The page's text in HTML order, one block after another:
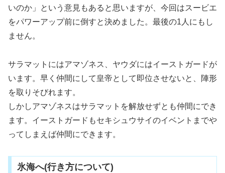
いのか」という意見もあると思いますが、今回はスービエ
をパワーアップ前に倒すと決めました。最後の1人にもし
ません。
サラマットにはアマゾネス、ヤウダにはイーストガードが
います。早く仲間にして皇帝として即位させないと、陣形
を取りそびれます。
しかしアマゾネスはサラマットを解放せずとも仲間にでき
ます。イーストガードもセキシュウサイのイベントまでや
ってしまえば仲間にできます。
氷海へ(行き方について)